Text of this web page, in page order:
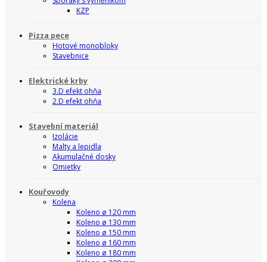
KZP
Pizza pece
Hotové monobloky
Stavebnice
Elektrické krby
3.D efekt ohňa
2.D efekt ohňa
Stavební materiál
Izolácie
Malty a lepidla
Akumulačné dosky
Omietky
Kouřovody
Kolena
Koleno ø 120 mm
Koleno ø 130 mm
Koleno ø 150 mm
Koleno ø 160 mm
Koleno ø 180 mm